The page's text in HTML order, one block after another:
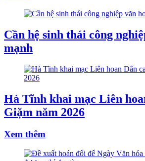
Cần hệ sinh thái công
mạnh
Hà Tĩnh khai mạc Liên
Giặm năm 2026
Xem thêm